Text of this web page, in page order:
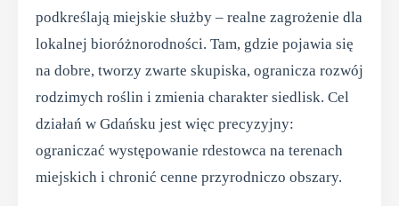
podkreślają miejskie służby – realne zagrożenie dla
lokalnej bioróżnorodności. Tam, gdzie pojawia się
na dobre, tworzy zwarte skupiska, ogranicza rozwój
rodzimych roślin i zmienia charakter siedlisk. Cel
działań w Gdańsku jest więc precyzyjny:
ograniczać występowanie rdestowca na terenach
miejskich i chronić cenne przyrodniczo obszary.